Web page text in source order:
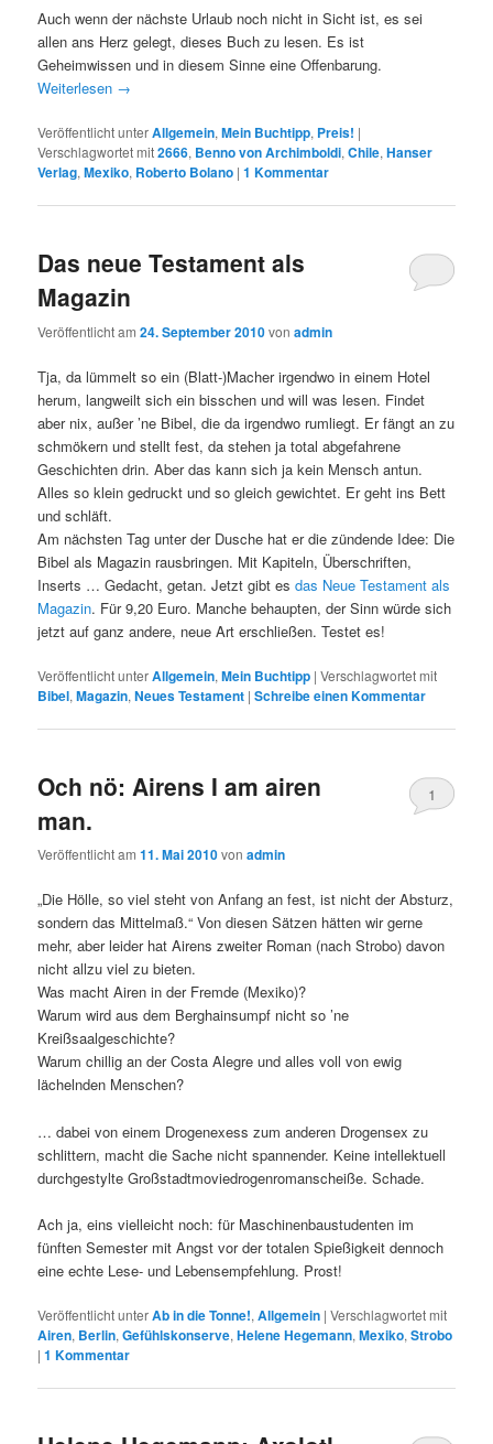
Auch wenn der nächste Urlaub noch nicht in Sicht ist, es sei
allen ans Herz gelegt, dieses Buch zu lesen. Es ist
Geheimwissen und in diesem Sinne eine Offenbarung.
Weiterlesen →
Veröffentlicht unterAllgemein,Mein Buchtipp, Preis! |
Verschlagwortet mit2666, Benno von Archimboldi,Chile,Hanser
Verlag,Mexiko, Roberto Bolano |1 Kommentar
Das neue Testament als
Magazin
Veröffentlicht am24. September 2010vonadmin
Tja, da lümmelt so ein (Blatt-)Macher irgendwo in einem Hotel
herum, langweilt sich ein bisschen und will was lesen. Findet
aber nix, außer ’ne Bibel, die da irgendwo rumliegt. Er fängt an zu
schmökern und stellt fest, da stehen ja total abgefahrene
Geschichten drin. Aber das kann sich ja kein Mensch antun.
Alles so klein gedruckt und so gleich gewichtet. Er geht ins Bett
und schläft.
Am nächsten Tag unter der Dusche hat er die zündende Idee: Die
Bibel als Magazin rausbringen. Mit Kapiteln, Überschriften,
Inserts … Gedacht, getan. Jetzt gibt esdas Neue Testament als
Magazin. Für 9,20 Euro. Manche behaupten, der Sinn würde sich
jetzt auf ganz andere, neue Art erschließen. Testet es!
Veröffentlicht unterAllgemein,Mein Buchtipp |Verschlagwortet mit
Bibel,Magazin,Neues Testament |Schreibe einen Kommentar
Och nö: Airens I am airen
man.
Veröffentlicht am11. Mai 2010vonadmin
1
„Die Hölle, so viel steht von Anfang an fest, ist nicht der Absturz,
sondern das Mittelmaß.“ Von diesen Sätzen hätten wir gerne
mehr, aber leider hat Airens zweiter Roman (nach Strobo) davon
nicht allzu viel zu bieten.
Was macht Airen in der Fremde (Mexiko)?
Warum wird aus dem Berghainsumpf nicht so ’ne
Kreißsaalgeschichte?
Warum chillig an der Costa Alegre und alles voll von ewig
lächelnden Menschen?
… dabei von einem Drogenexess zum anderen Drogensex zu
schlittern, macht die Sache nicht spannender. Keine intellektuell
durchgestylte Großstadtmoviedrogenromanscheiße. Schade.
Ach ja, eins vielleicht noch: für Maschinenbaustudenten im
fünften Semester mit Angst vor der totalen Spießigkeit dennoch
eine echte Lese- und Lebensempfehlung. Prost!
Veröffentlicht unterAb in die Tonne!,Allgemein |Verschlagwortet mit
Airen, Berlin,Gefühlskonserve,Helene Hegemann,Mexiko,Strobo
|1 Kommentar